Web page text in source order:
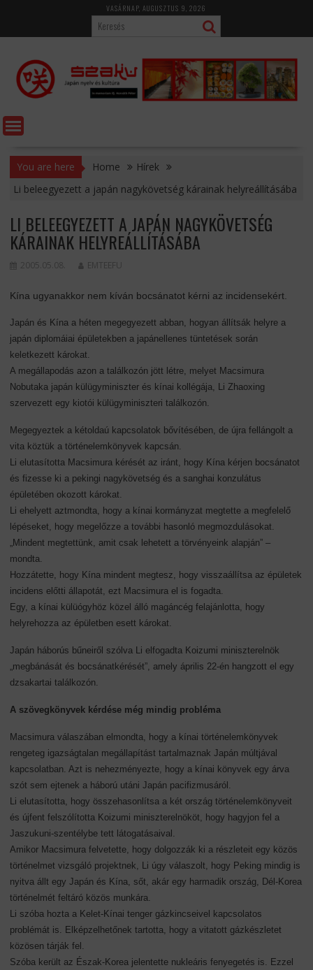
content
VASÁRNAP, AUGUSZTUS 9, 2026
You are here Home
Hírek
Li beleegyezett a japán nagykövetség kárainak helyreállításába
LI BELEEGYEZETT A JAPÁN NAGYKÖVETSÉG
KÁRAINAK HELYREÁLLÍTÁSÁBA
2005.05.08. EMTEEFU
Kína ugyanakkor nem kíván bocsánatot kérni az incidensekért.
Japán és Kína a héten megegyezett abban, hogyan állítsák helyre a
japán diplomáiai épületekben a japánellenes tüntetések során
keletkezett károkat.
A megállapodás azon a találkozón jött létre, melyet Macsimura
Nobutaka japán külügyminiszter és kínai kollégája, Li Zhaoxing
szervezett egy kiotói külügyminiszteri találkozón.
Megegyeztek a kétoldaú kapcsolatok bővítésében, de újra fellángolt a
vita köztük a történelemkönyvek kapcsán.
Li elutasította Macsimura kérését az iránt, hogy Kína kérjen bocsánatot
és fizesse ki a pekingi nagykövetség és a sanghai konzulátus
épületében okozott károkat.
Li ehelyett aztmondta, hogy a kínai kormányzat megtette a megfelelő
lépéseket, hogy megelőzze a további hasonló megmozdulásokat.
„Mindent megtettünk, amit csak lehetett a törvényeink alapján” –
mondta.
Hozzátette, hogy Kína mindent megtesz, hogy visszaállítsa az épületek
incidens előtti állapotát, ezt Macsimura el is fogadta.
Egy, a kínai külüógyhöz közel álló magáncég felajánlotta, hogy
helyrehozza az épületben esett károkat.
Japán háborús bűneiről szólva Li elfogadta Koizumi miniszterelnök
„megbánását és bocsánatkérését”, amely április 22-én hangzott el egy
dzsakartai találkozón.
A szövegkönyvek kérdése még mindig probléma
Macsimura válaszában elmondta, hogy a kínai történelemkönyvek
rengeteg igazságtalan megállapítást tartalmaznak Japán múltjával
kapcsolatban. Azt is nehezményezte, hogy a kínai könyvek egy árva
szót sem ejtenek a háború utáni Japán pacifizmusáról.
Li elutasította, hogy összehasonlítsa a két ország történelemkönyveit
és újfent felszólította Koizumi miniszterelnököt, hogy hagyjon fel a
Jaszukuni-szentélybe tett látogatásaival.
Amikor Macsimura felvetette, hogy dolgozzák ki a részleteit egy közös
történelmet vizsgáló projektnek, Li úgy válaszolt, hogy Peking mindig is
nyitva állt egy Japán és Kína, sőt, akár egy harmadik ország, Dél-Korea
történelmét feltáró közös munkára.
Li szóba hozta a Kelet-Kínai tenger gázkincseivel kapcsolatos
problémát is. Elképzelhetőnek tartotta, hogy a vitatott gázkészletet
közösen tárják fel.
Szóba került az Észak-Korea jelentette nukleáris fenyegetés is. Ezzel